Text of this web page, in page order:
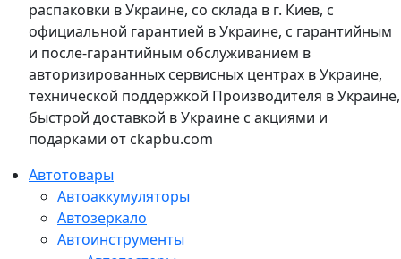
распаковки в Украине, со склада в г. Киев, с
официальной гарантией в Украине, с гарантийным
и после-гарантийным обслуживанием в
авторизированных сервисных центрах в Украине,
технической поддержкой Производителя в Украине,
быстрой доставкой в Украине с акциями и
подарками от ckapbu.com
Автотовары
Автоаккумуляторы
Автозеркало
Автоинструменты